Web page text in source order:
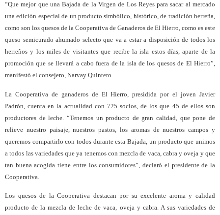
“Que mejor que una Bajada de la Virgen de Los Reyes para sacar al mercado
una edición especial de un producto simbólico, histórico, de tradición herreña,
como son los quesos de la Cooperativa de Ganaderos de El Hierro, como es este
queso semicurado ahumado selecto que va a estar a disposición de todos los
herreños y los miles de visitantes que recibe la isla estos días, aparte de la
promoción que se llevará a cabo fuera de la isla de los quesos de El Hierro”,
manifestó el consejero, Narvay Quintero.
La Cooperativa de ganaderos de El Hierro, presidida por el joven Javier
Padrón, cuenta en la actualidad con 725 socios, de los que 45 de ellos son
productores de leche. “Tenemos un producto de gran calidad, que pone de
relieve nuestro paisaje, nuestros pastos, los aromas de nuestros campos y
queremos compartirlo con todos durante esta Bajada, un producto que unimos
a todos las variedades que ya tenemos con mezcla de vaca, cabra y oveja y que
tan buena acogida tiene entre los consumidores”, declaró el presidente de la
Cooperativa.
Los quesos de la Cooperativa destacan por su excelente aroma y calidad
producto de la mezcla de leche de vaca, oveja y cabra. A sus variedades de